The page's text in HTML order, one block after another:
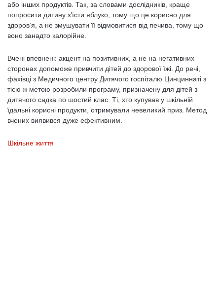
або інших продуктів. Так, за словами дослідників, краще
попросити дитину з’їсти яблуко, тому що це корисно для
здоров’я, а не змушувати її відмовитися від печива, тому що
воно занадто калорійне.
Вчені впевнені: акцент на позитивних, а не на негативних
сторонах допоможе привчити дітей до здорової їжі. До речі,
фахівці з Медичного центру Дитячого госпіталю Цинциннаті з
тією ж метою розробили програму, призначену для дітей з
дитячого садка по шостий клас. Ті, хто купував у шкільній
їдальні корисні продукти, отримували невеликий приз. Метод
вчених виявився дуже ефективним.
Шкільне життя